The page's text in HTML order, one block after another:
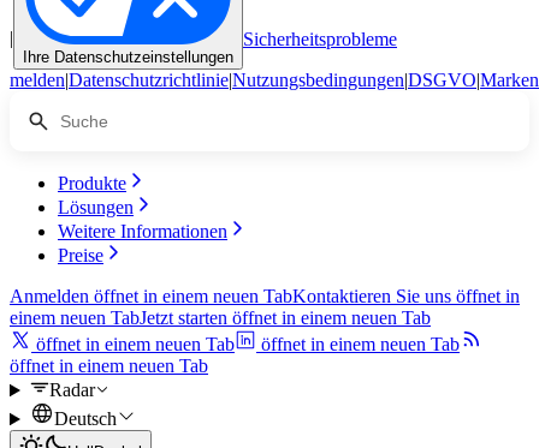
|
Ihre Datenschutzeinstellungen
Sicherheitsprobleme
melden|Datenschutzrichtlinie|Nutzungsbedingungen|DSGVO|Marken
Produkte
Lösungen
Weitere Informationen
Preise
Anmelden öffnet in einem neuen TabKontaktieren Sie uns öffnet in
einem neuen TabJetzt starten öffnet in einem neuen Tab
öffnet in einem neuen Tab
öffnet in einem neuen Tab
öffnet in einem neuen Tab
Radar
Deutsch